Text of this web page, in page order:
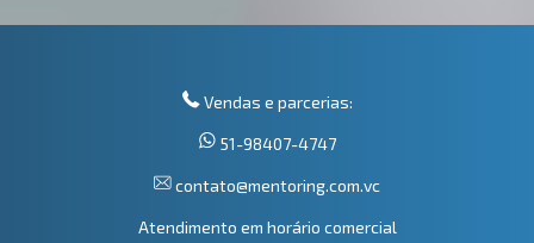
Vendas e parcerias:
51-98407-4747
contato@mentoring.com.vc
Atendimento em horário comercial